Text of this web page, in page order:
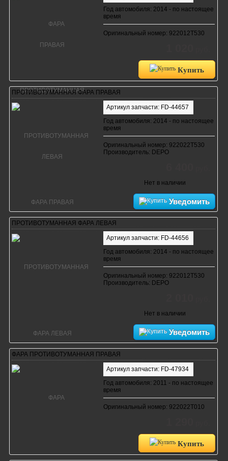
Год автомобиля: 2014 - по настоящее
время
Оригинальный номер: 922012T530
Купить
ПРОТИВОТУМАННАЯ ФАРА ПРАВАЯ
Артикул запчасти: FD-44657
Год автомобиля: 2014 - по настоящее
время
Оригинальный номер: 922022T530
Производитель: DEPO
Нет в наличии
Уведомить
ПРОТИВОТУМАННАЯ ФАРА ЛЕВАЯ
Артикул запчасти: FD-44656
Год автомобиля: 2014 - по настоящее
время
Оригинальный номер: 922012T530
Производитель: DEPO
Нет в наличии
Уведомить
ФАРА ПРОТИВОТУМАННАЯ ПРАВАЯ
Артикул запчасти: FD-47934
Год автомобиля: 2011 - по настоящее
время
Оригинальный номер: 922022T010
Купить